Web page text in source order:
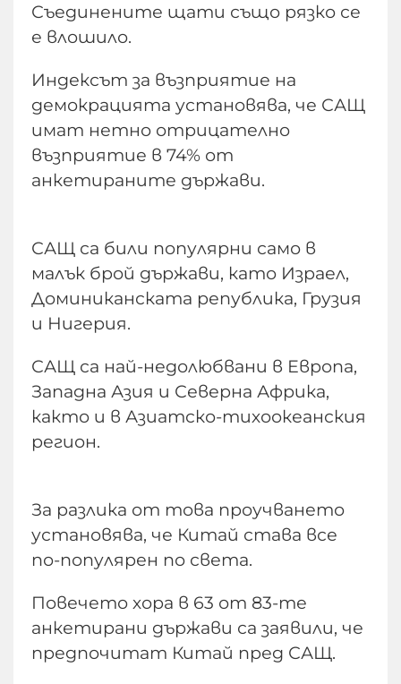
Съединените щати също рязко се
е влошило.
Индексът за възприятие на
демокрацията установява, че САЩ
имат нетно отрицателно
възприятие в 74% от
анкетираните държави.
САЩ са били популярни само в
малък брой държави, като Израел,
Доминиканската република, Грузия
и Нигерия.
САЩ са най-недолюбвани в Европа,
Западна Азия и Северна Африка,
както и в Азиатско-тихоокеанския
регион.
За разлика от това проучването
установява, че Китай става все
по-популярен по света.
Повечето хора в 63 от 83-те
анкетирани държави са заявили, че
предпочитат Китай пред САЩ.